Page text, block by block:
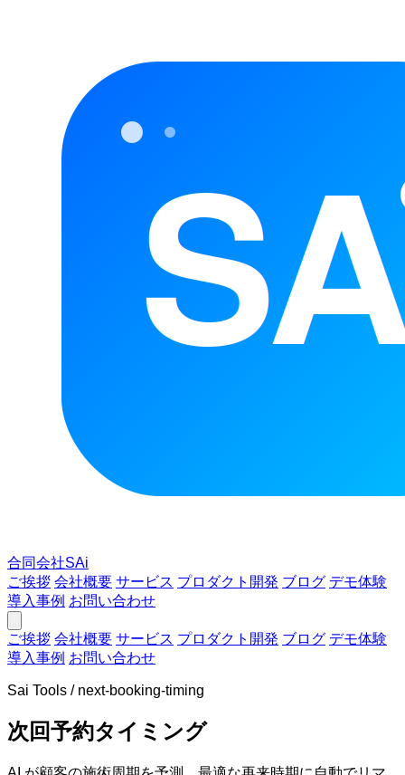
合同会社SAi
ご挨拶 会社概要 サービス プロダクト開発 ブログ デモ体験
導入事例 お問い合わせ
ご挨拶 会社概要 サービス プロダクト開発 ブログ デモ体験
導入事例 お問い合わせ
Sai Tools / next-booking-timing
次回予約タイミング